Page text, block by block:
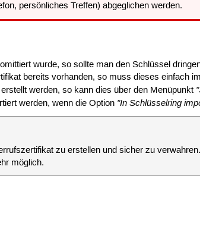
persönliches Treffen) abgeglichen werden.
wurde, so sollte man den Schlüssel
bereits vorhanden, so muss dieses einfach
werden, so kann dies über den Menüpunkt
werden, wenn die Option "In Schlüsselring
zu erstellen und sicher zu
möglich.